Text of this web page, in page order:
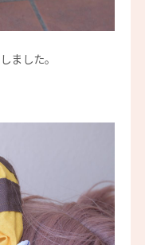
ました。